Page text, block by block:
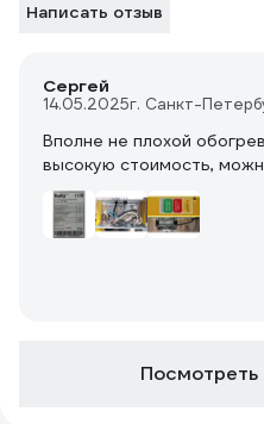
Написать отзыв
Сергей
14.05.2025г. Санкт-
Вполне не плохой
высокую стоимость,
Посмотреть